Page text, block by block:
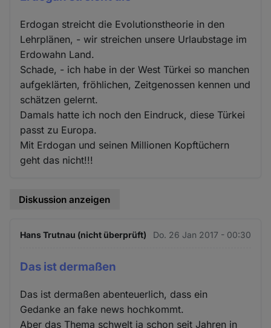
Erdogan streicht die Evolutionstheorie in den
Lehrplänen, - wir streichen unsere Urlaubstage im
Erdowahn Land.
Schade, - ich habe in der West Türkei so manchen
aufgeklärten, fröhlichen, Zeitgenossen kennen und
schätzen gelernt.
Damals hatte ich noch den Eindruck, diese Türkei
passt zu Europa.
Mit Erdogan und seinen Millionen Kopftüchern
geht das nicht!!!
Diskussion anzeigen
Hans Trutnau (nicht überprüft) Do. 26 Jan 2017 - 00:30
Das ist dermaßen
Das ist dermaßen abenteuerlich, dass ein
Gedanke an fake news hochkommt.
Aber das Thema schwelt ja schon seit Jahren in